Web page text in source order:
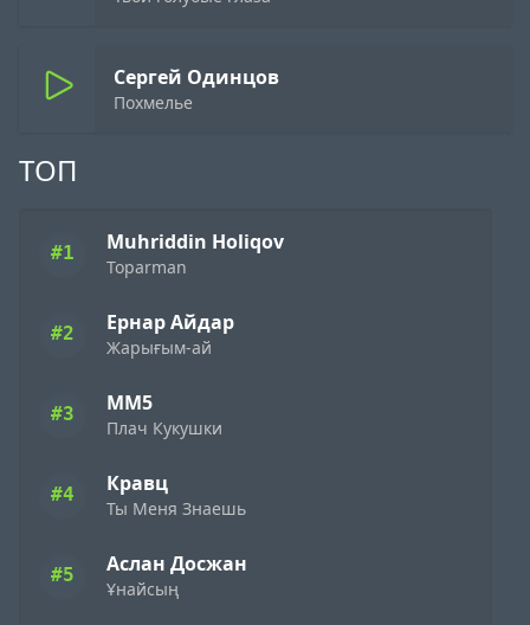
ТОП
#1 Muhriddin Holiqov
Toparman
#2 Ернар Айдар
Жарығым-ай
#3 ММ5
Плач Кукушки
#4 Кравц
Ты Меня Знаешь
#5 Аслан Досжан
Ұнайсың
Сергей Одинцов
Похмелье